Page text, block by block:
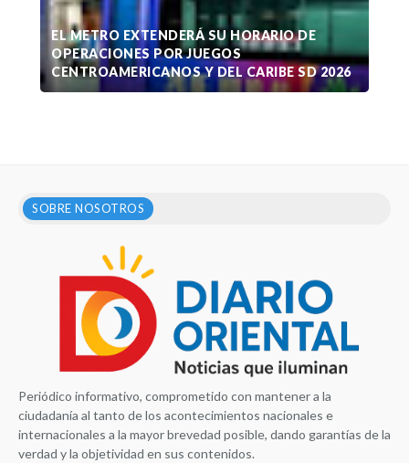
EL METRO EXTENDERÁ SU HORARIO DE
OPERACIONES POR JUEGOS
CENTROAMERICANOS Y DEL CARIBE SD 2026
SOBRE NOSOTROS
Periódico informativo, comprometido con mantener a la
ciudadanía al tanto de los acontecimientos nacionales e
internacionales a la mayor brevedad posible, dando garantías de la
verdad y la objetividad en sus contenidos.